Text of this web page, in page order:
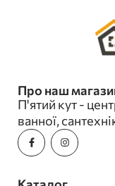
Про наш
П'ятий кут -
ванної,